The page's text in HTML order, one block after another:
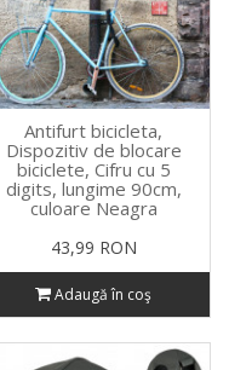
Antifurt bicicleta,
Dispozitiv de blocare
biciclete, Cifru cu 5
digits, lungime 90cm,
culoare Neagra
43,99 RON
Adaugă în coş